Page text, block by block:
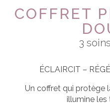
COFFRET
3
ÉCLAIRCIT –
Un coffret qui protège
illumine les